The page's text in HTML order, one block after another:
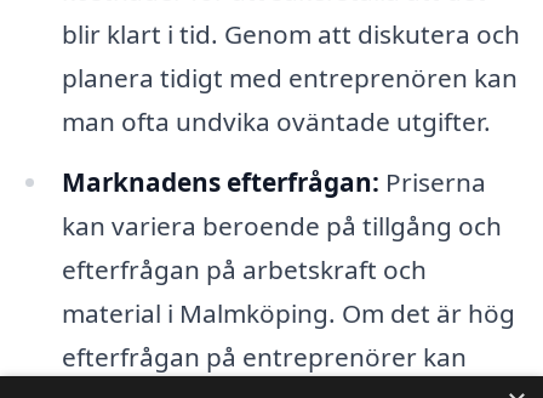
blir klart i tid. Genom att diskutera och
planera tidigt med entreprenören kan
man ofta undvika oväntade utgifter.
Marknadens efterfrågan: Priserna
kan variera beroende på tillgång och
efterfrågan på arbetskraft och
material i Malmköping. Om det är hög
efterfrågan på entreprenörer kan